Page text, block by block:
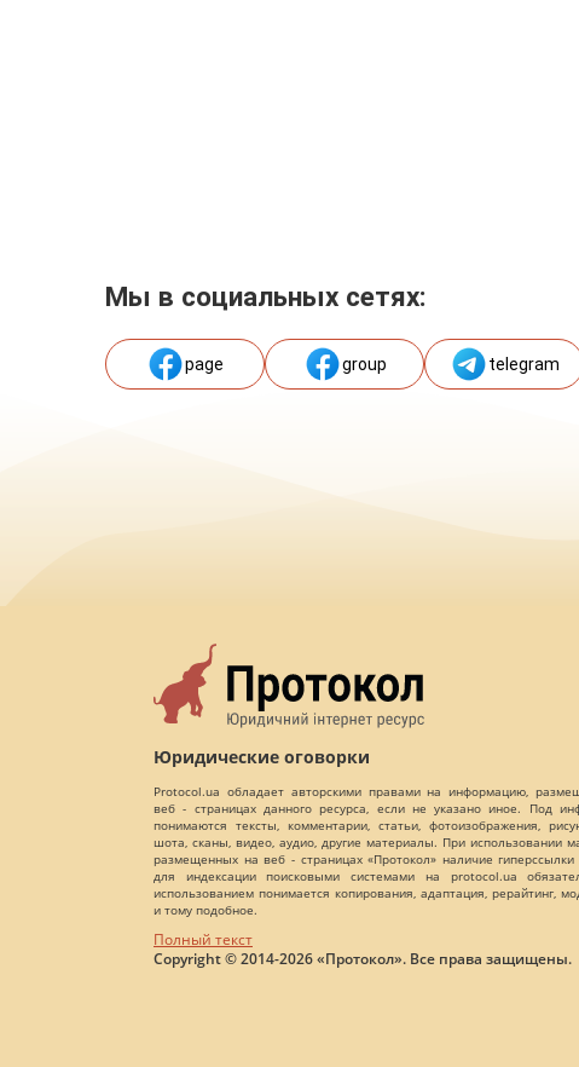
Мы в социальных сетях:
page group telegram
Юридические оговорки
Protocol.ua обладает авторскими правами на информацию,
веб - страницах данного ресурса, если не указано иное. Под
понимаются тексты, комментарии, статьи, фотоизображения,
шота, сканы, видео, аудио, другие материалы. При использовании
размещенных на веб - страницах «Протокол» наличие гиперссылки
для индексации поисковыми системами на protocol.ua
использованием понимается копирования, адаптация, рерайтинг,
и тому подобное.
Полный текст
Copyright © 2014-2026 «Протокол». Все права защищены.